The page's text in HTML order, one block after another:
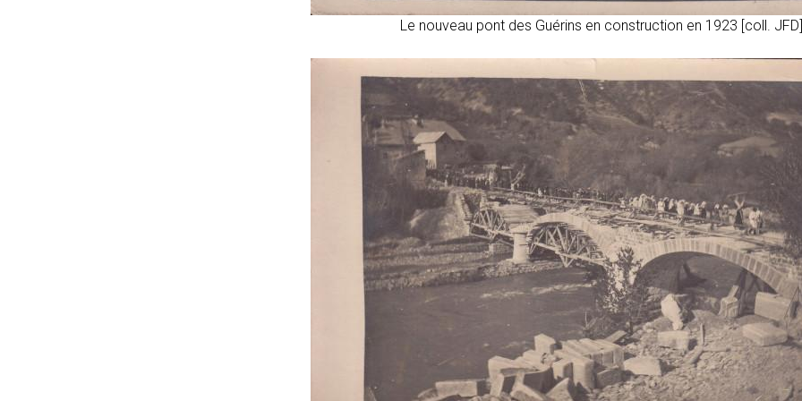
Le nouveau pont des Guérins en construction en 1923 [coll. JFD]